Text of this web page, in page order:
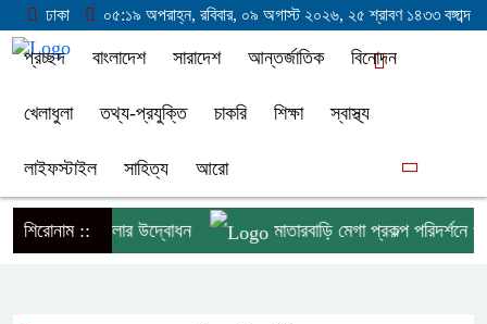
ঢাকা ০৫:১৯ অপরাহ্ন, রবিবার, ০৯ অগাস্ট ২০২৬, ২৫ শ্রাবণ ১৪৩৩ বঙ্গাব্দ
প্রচ্ছদ বাংলাদেশ সারাদেশ আন্তর্জাতিক বিনোদন
খেলাধুলা তথ্য-প্রযুক্তি চাকরি শিক্ষা স্বাস্থ্য
লাইফস্টাইল সাহিত্য আরো
শিরোনাম ::বৃক্ষমেলার উদ্বোধন মাতারবাড়ি মেগা প্রকল্প পরিদর্শনে